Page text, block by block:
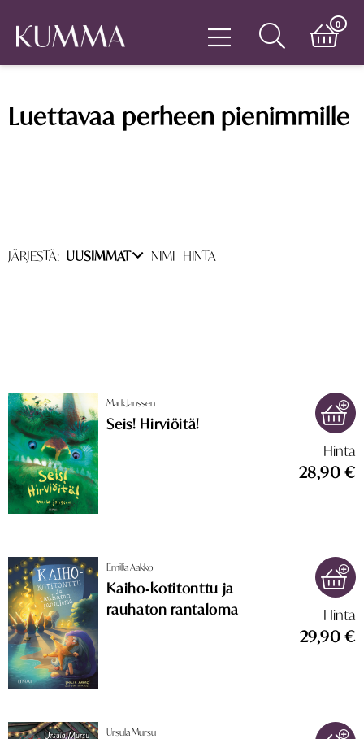
0
Luettavaa perheen pienimmille
JÄRJESTÄ: UUSIMMAT NIMI HINTA
Hinta
28,90 €
Mark Janssen
Seis! Hirviöitä!
Hinta
29,90 €
Emilia Aakko
Kaiho‑kotitonttu ja
rauhaton rantaloma
Ursula Mursu